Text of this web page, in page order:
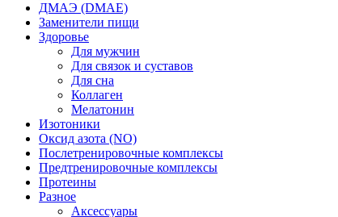
ДМАЭ (DMAE)
Заменители пищи
Здоровье
Для мужчин
Для связок и суставов
Для сна
Коллаген
Мелатонин
Изотоники
Оксид азота (NO)
Послетренировочные комплексы
Предтренировочные комплексы
Протеины
Разное
Аксессуары